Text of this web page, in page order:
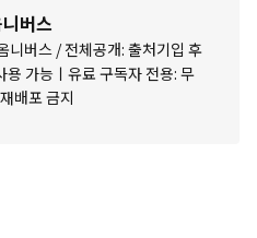
버스
니버스 / 전체공개: 출처기입 후
용 가능ㅣ유료 구독자 전용: 무
배포 금지